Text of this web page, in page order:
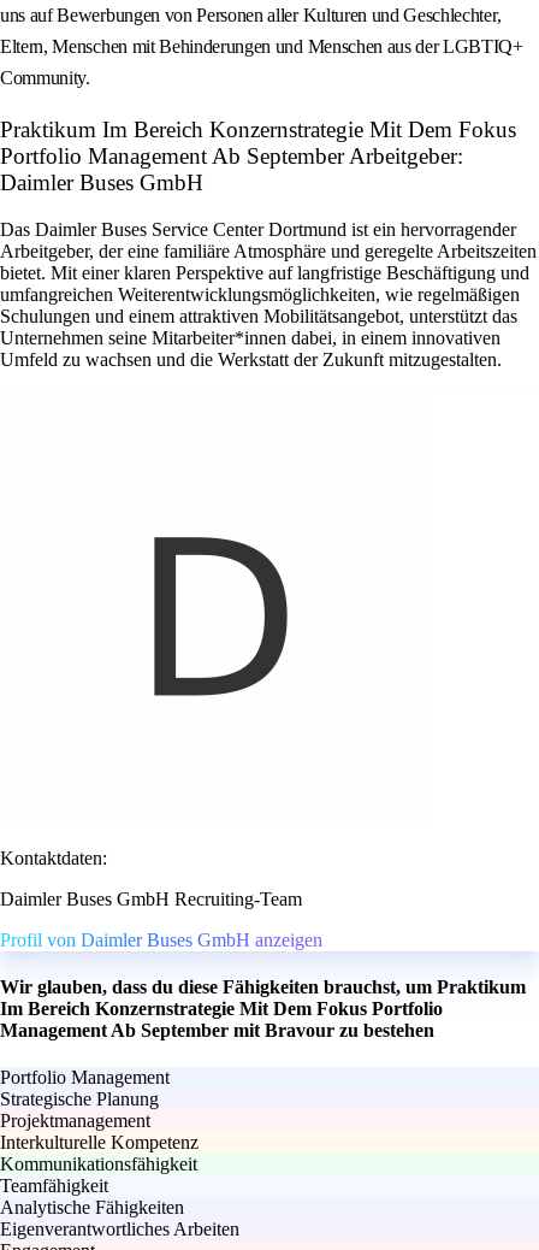
uns auf Bewerbungen von Personen aller Kulturen und Geschlechter,
Eltern, Menschen mit Behinderungen und Menschen aus der LGBTIQ+
Community.
Praktikum Im Bereich Konzernstrategie Mit Dem Fokus
Portfolio Management Ab September Arbeitgeber:
Daimler Buses GmbH
Das Daimler Buses Service Center Dortmund ist ein hervorragender
Arbeitgeber, der eine familiäre Atmosphäre und geregelte Arbeitszeiten
bietet. Mit einer klaren Perspektive auf langfristige Beschäftigung und
umfangreichen Weiterentwicklungsmöglichkeiten, wie regelmäßigen
Schulungen und einem attraktiven Mobilitätsangebot, unterstützt das
Unternehmen seine Mitarbeiter*innen dabei, in einem innovativen
Umfeld zu wachsen und die Werkstatt der Zukunft mitzugestalten.
Kontaktdaten:
Daimler Buses GmbH Recruiting-Team
Profil von Daimler Buses GmbH anzeigen
Wir glauben, dass du diese Fähigkeiten brauchst, um Praktikum
Im Bereich Konzernstrategie Mit Dem Fokus Portfolio
Management Ab September mit Bravour zu bestehen
Portfolio Management
Strategische Planung
Projektmanagement
Interkulturelle Kompetenz
Kommunikationsfähigkeit
Teamfähigkeit
Analytische Fähigkeiten
Eigenverantwortliches Arbeiten